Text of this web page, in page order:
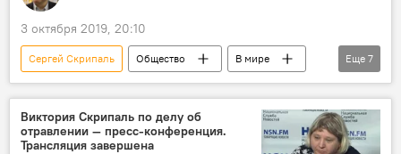
3 октября 2019, 20:10
Сергей Скрипаль Общество
В мире
Политика
Великобритания
яд
Колумнисты
Россия
Еще 7
Виктория Скрипаль по делу об
отравлении — пресс-конференция.
Трансляция завершена